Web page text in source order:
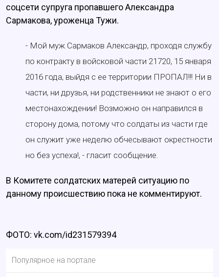
соцсети супруга пропавшего Александра
Сармакова, уроженца Тужи.
- Мой муж Сармаков Александр, проходя службу
по контракту в войсковой части 21720, 15 января
2016 года, выйдя с ее территории ПРОПАЛ!!! Ни в
части, ни друзья, ни родственники не знают о его
местонахождении! Возможно он направился в
сторону дома, потому что солдаты из части где
он служит уже неделю обчесывают окрестности
но без успеха!, - гласит сообщение.
В Комитете солдатских матерей ситуацию по
данному происшествию пока не комментируют.
ФОТО: vk.com/id231579394
Популярное на портале